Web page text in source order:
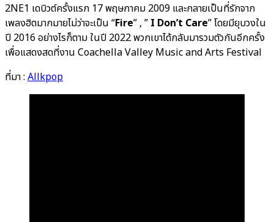
2NE1 เดบิวต์ครั้งแรก 17 พฤษภาคม 2009 และกลายเป็นที่รักจาก
เพลงฮิตมากมายไม่ว่าจะเป็น “Fire” , ” I Don’t Care” โดยมียุบวงใน
ปี 2016 อย่างไรก็ตาม ในปี 2022 พวกเขาได้กลับมารวมตัวกันอีกครั้ง
เพื่อแสดงสดที่งาน Coachella Valley Music and Arts Festival
ที่มา : Allkpop